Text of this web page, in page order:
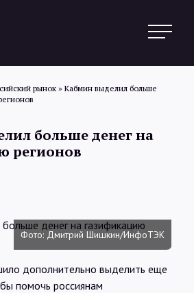
Статьи
Обзоры
рынок » Кабмин выделил больше
больше денег на
регионов
Фото: Дмитрий Шишкин/ИнфоТЭК
дополнительно выделить еще
помочь россиянам